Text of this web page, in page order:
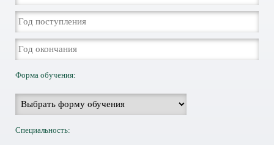
Форма обучения:
Специальность: